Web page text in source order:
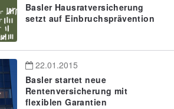
Basler Hausratversicherung
setzt auf Einbruchsprävention
22.01.2015
Basler startet neue
Rentenversicherung mit
flexiblen Garantien